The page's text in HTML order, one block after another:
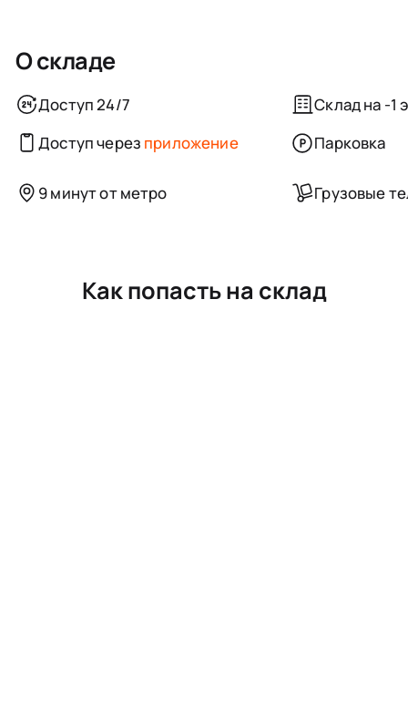
О складе
Доступ 24/7
Склад на -1
Доступ через приложение Парковка
9 минут от метро Грузовые
Как попасть на склад